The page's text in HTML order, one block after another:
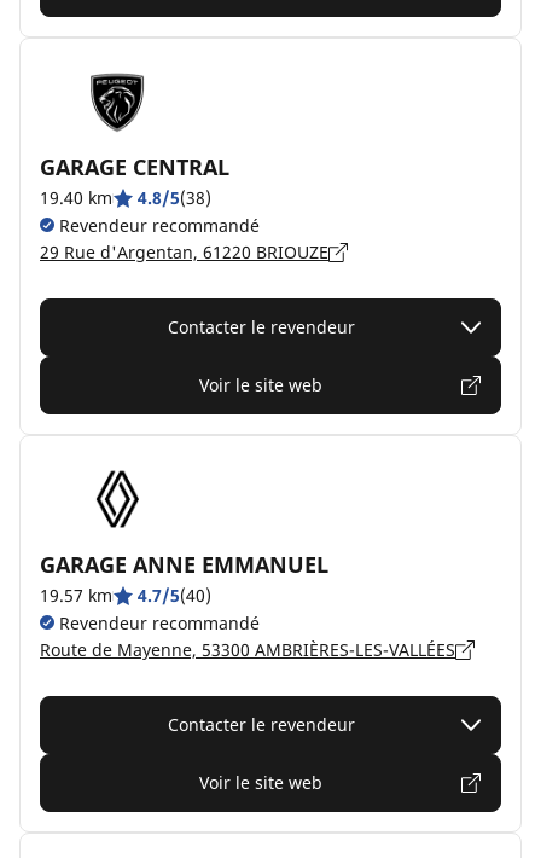
GARAGE CENTRAL
19.40 km 4.8/5(38)
Revendeur recommandé
29 Rue d'Argentan, 61220 BRIOUZE
Contacter le revendeur
Voir le site web
GARAGE ANNE EMMANUEL
19.57 km 4.7/5(40)
Revendeur recommandé
Route de Mayenne, 53300 AMBRIÈRES-LES-VALLÉES
Contacter le revendeur
Voir le site web